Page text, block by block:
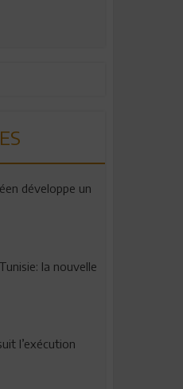
développe un
la nouvelle
l’exécution